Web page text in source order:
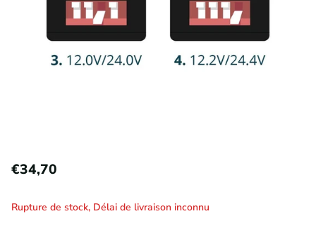
€34,70
Rupture de stock, Délai de livraison inconnu